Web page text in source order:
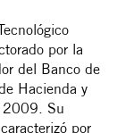
por la
del Banco de
Hacienda y
2009. Su
por